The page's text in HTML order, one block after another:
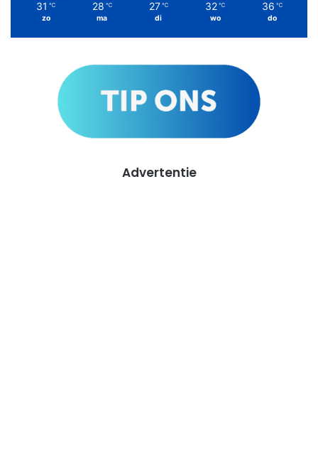
31 ℃
zo
28 ℃
ma
27 ℃
di
32 ℃
wo
36 ℃
do
Advertentie